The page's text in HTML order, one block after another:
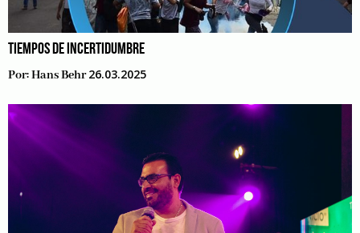
TIEMPOS DE INCERTIDUMBRE
Por:Hans Behr 26.03.2025